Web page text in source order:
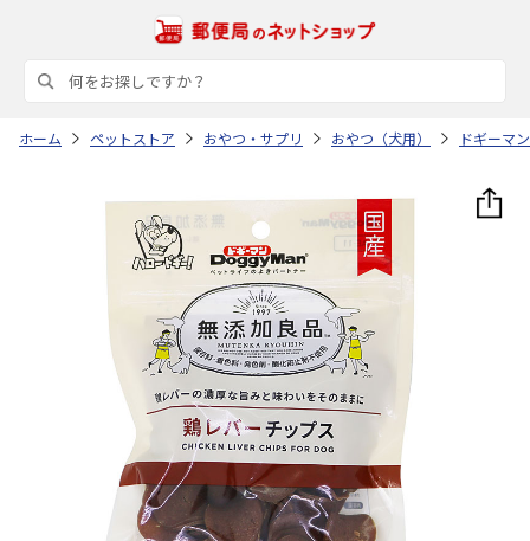
ホーム ペットストア おやつ・サプリ おやつ（犬用） ドギーマ